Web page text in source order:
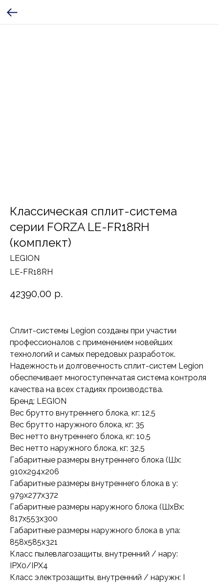
Классическая сплит-система
серии FORZA LE-FR18RH
(комплект)
LEGION
LE-FR18RH
42390,00 р.
Сплит-системы Legion созданы при участии
профессионалов с применением новейших
технологий и самых передовых разработок.
Надежность и долговечность сплит-систем Legion
обеспечивает многоступенчатая система контроля
качества на всех стадиях производства.
Бренд: LEGION
Вес брутто внутреннего блока, кг: 12,5
Вес брутто наружного блока, кг: 35
Вес нетто внутреннего блока, кг: 10,5
Вес нетто наружного блока, кг: 32,5
Габаритные размеры внутреннего блока (Шx:
910x294x206
Габаритные размеры внутреннего блока в у:
979x277x372
Габаритные размеры наружного блока (ШxВx:
817x553x300
Габаритные размеры наружного блока в упа:
858x585x321
Класс пылевлагозащиты, внутренний / нару:
IPX0/IPX4
Класс электрозащиты, внутренний / наружн: I